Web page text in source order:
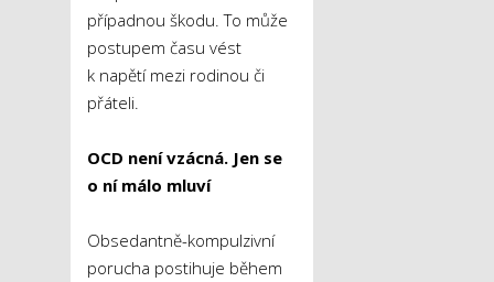
případnou škodu. To může
postupem času vést
k napětí mezi rodinou či
přáteli.
OCD není vzácná. Jen se
o ní málo mluví
Obsedantně-kompulzivní
porucha postihuje během